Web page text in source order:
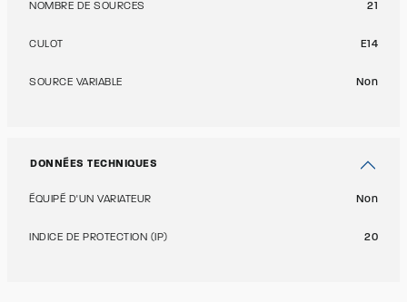
NOMBRE DE SOURCES 21
CULOT E14
SOURCE VARIABLE Non
DONNÉES TECHNIQUES
ÉQUIPÉ D'UN VARIATEUR Non
INDICE DE PROTECTION (IP) 20